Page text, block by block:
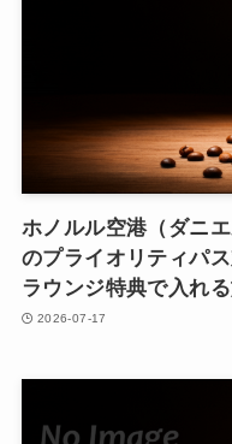
ホノルル空港（ダニ
のプライオリティパ
ラウンジ特典で入れ
2026-07-17